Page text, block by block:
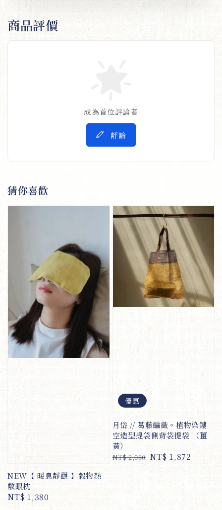
商品評價
成為首位評論者
評論
猜你喜歡
NEW【 暖息靜觀 】穀物熱
敷眼枕
Regular
NT$ 1,380
優惠
月岱 // 葛藤編織。植物染鏤
空造型提袋側背袋提袋 （薑
黃）
Regular
NT$ 2,080 Sale
price
NT$ 1,872